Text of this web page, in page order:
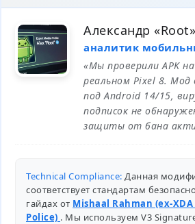
Александр «Root»
аналитик
«Мы проверили APK
реальном Pixel 8. Мод
под Android 14/15,
подписок не
защиты от бана
Technical Compliance: Данная
соответствует стандартам
гайдах от Mishaal Rahman (ex-
Police) . Мы используем V3